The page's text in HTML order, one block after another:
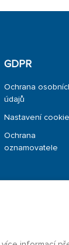
GDPR
Ochrana
údajů
Nastavení
Ochrana
oznamovatele